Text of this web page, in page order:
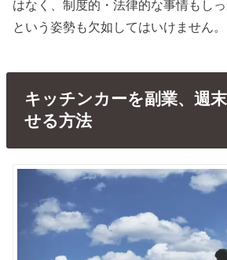
はなく、制度的・法律的な事情もし
という姿勢も欠如してはいけません。
キッチンカーを副業、週
せる方法